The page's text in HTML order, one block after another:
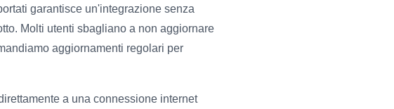
garantisce un'integrazione senza
Molti utenti sbagliano a non aggiornare
aggiornamenti regolari per
a una connessione internet